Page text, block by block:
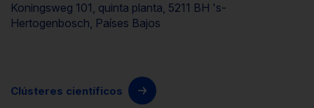
Koningsweg 101, quinta planta, 5211 BH 's-
Hertogenbosch, Países Bajos
Clústeres científicos